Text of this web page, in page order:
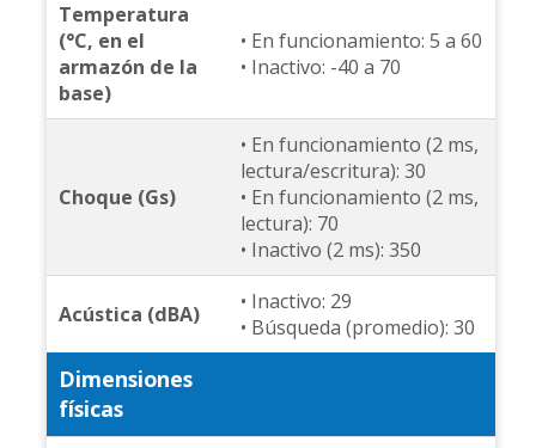
Temperatura
(°C, en el
armazón de la
base)
• En funcionamiento: 5 a 60
• Inactivo: -40 a 70
Choque (Gs)
• En funcionamiento (2 ms,
lectura/escritura): 30
• En funcionamiento (2 ms,
lectura): 70
• Inactivo (2 ms): 350
Acústica (dBA)
• Inactivo: 29
• Búsqueda (promedio): 30
Dimensiones
físicas